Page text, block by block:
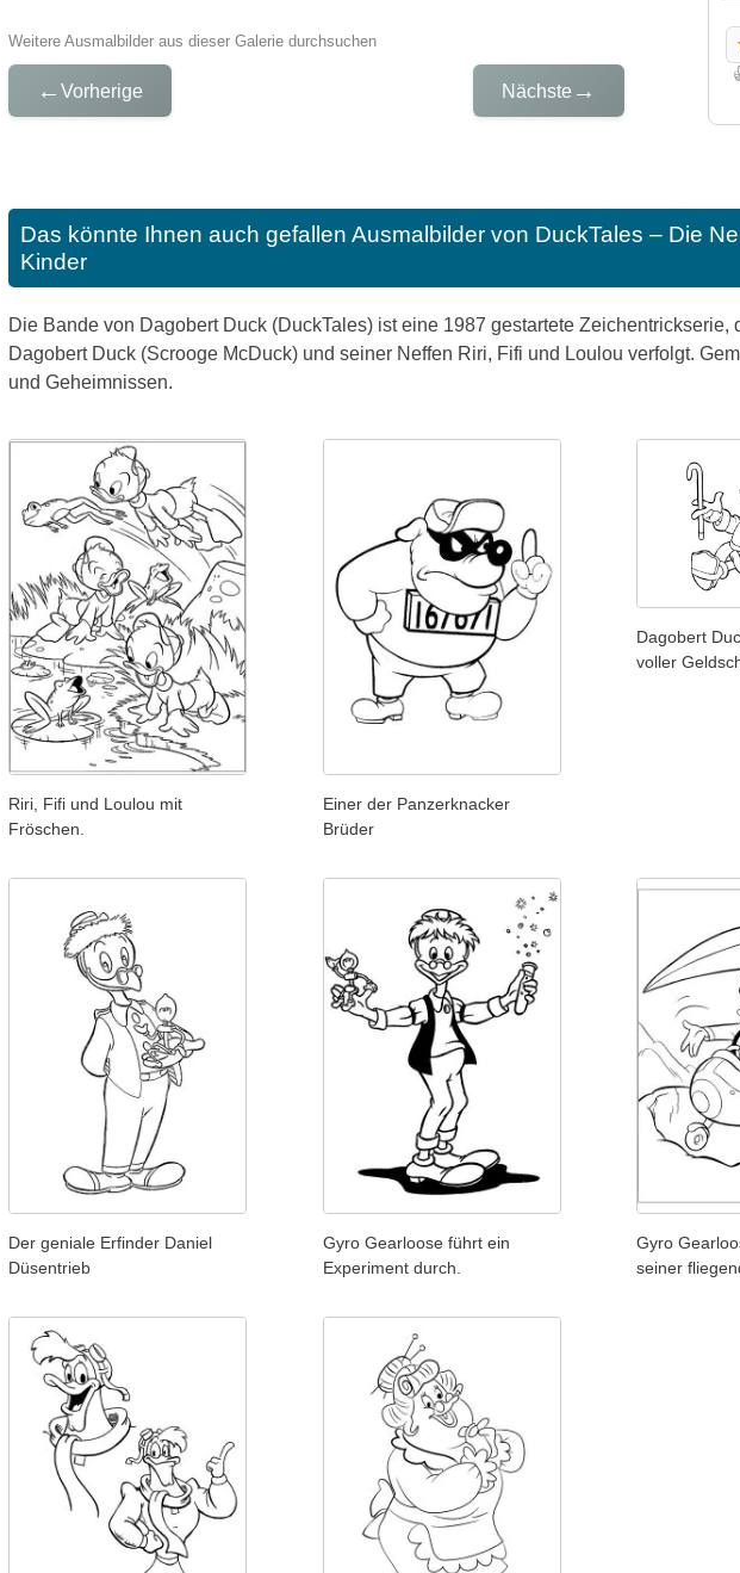
Weitere Ausmalbilder aus dieser Galerie durchsuchen
← Vorherige Nächste →
Das könnte Ihnen auch gefallen Ausmalbilder von DuckTales – Die
Kinder
Die Bande von Dagobert Duck (DuckTales) ist eine 1987 gestartete
Dagobert Duck (Scrooge McDuck) und seiner Neffen Riri, Fifi und Loulou verfolgt.
und Geheimnissen.
Riri, Fifi und Loulou mit
Fröschen.
Einer der Panzerknacker
Brüder
Dagobert
voller
Der geniale Erfinder Daniel
Düsentrieb
Gyro Gearloose führt ein
Experiment durch.
Gyro
seiner